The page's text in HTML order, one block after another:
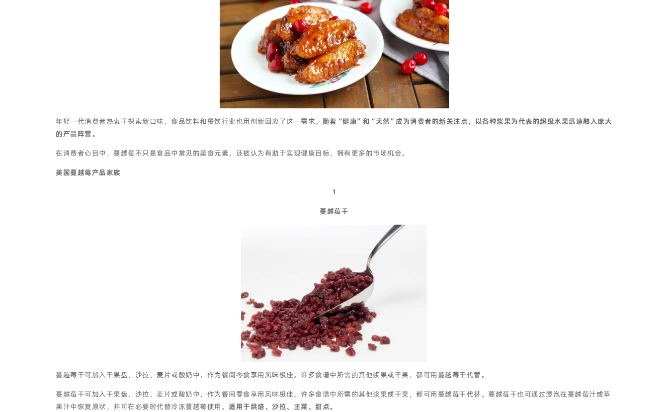
年轻一代消费者热衷于探索新口味，食品饮料和餐饮行业也用创新回应了这一需求。 随着“健康”和“天然”成为消费者的新关注点，以各种浆果为代表的超级水果迅速融入庞大
的产品阵营。
在消费者心目中，蔓越莓不只是食品中常见的美食元素，还被认为有助于实现健康目标，拥有更多的市场机会。
美国蔓越莓产品家族
1
蔓越莓干
蔓越莓干可加入干果盘、沙拉、麦片或酸奶中，作为餐间零食享用风味极佳。许多食谱中所需的其他浆果或干果，都可用蔓越莓干代替。
蔓越莓干可加入干果盘、沙拉、麦片或酸奶中，作为餐间零食享用风味极佳。许多食谱中所需的其他浆果或干果，都可用蔓越莓干代替。蔓越莓干也可通过浸泡在蔓越莓汁或苹
果汁中恢复原状，并可在必要时代替冷冻蔓越莓使用。 适用于烘焙、沙拉、主菜、甜点。